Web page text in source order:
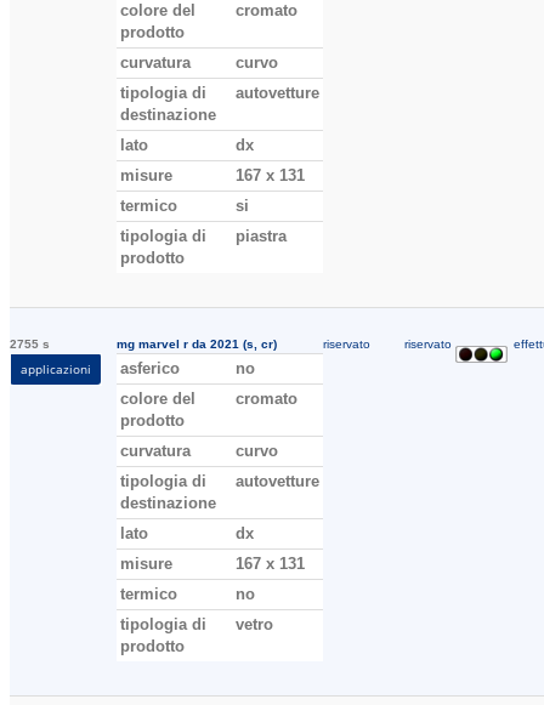
colore del
prodotto
cromato
curvatura
curvo
tipologia di
destinazione
autovetture
lato
dx
misure
167 x 131
termico
si
tipologia di
prodotto
piastra
2755 s
applicazioni
mg marvel r da 2021 (s, cr)
asferico
no
colore del
prodotto
cromato
curvatura
curvo
tipologia di
destinazione
autovetture
lato
dx
misure
167 x 131
termico
no
tipologia di
prodotto
vetro
riservato riservato